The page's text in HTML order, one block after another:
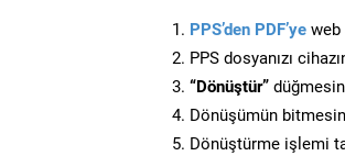
PPS’den PDF’ye web
PPS dosyanızı
“Dönüştür”
Dönüşümün
Dönüştürme işlemi